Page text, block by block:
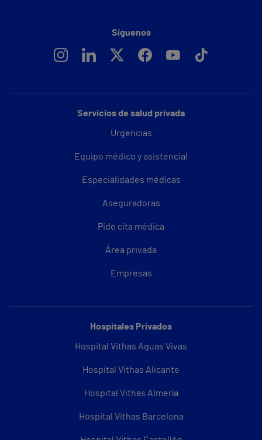
Servicios de salud privada
Urgencias
Equipo médico y asistencial
Especialidades médicas
Aseguradoras
Pide cita médica
Área privada
Empresas
Hospitales Privados
Hospital Vithas Aguas Vivas
Hospital Vithas Alicante
Hospital Vithas Almería
Hospital Vithas Barcelona
Síguenos